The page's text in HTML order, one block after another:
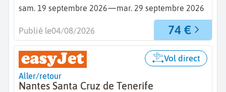
sam. 19 septembre 2026—mar. 29 septembre 2026
74 €
Publié le04/08/2026
Aller/retour
Nantes Santa Cruz de Tenerife
Vol direct